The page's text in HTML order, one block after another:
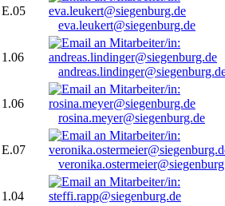
E.05
eva.leukert@siegenburg.de
1.06
1.06
rosina.meyer@siegenburg.de
E.07
1.04